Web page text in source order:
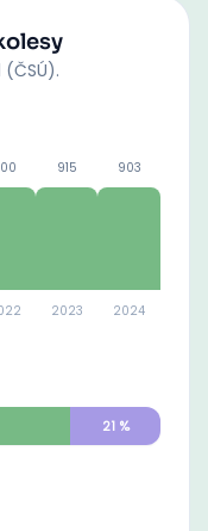
915
2023
903
2024
21%